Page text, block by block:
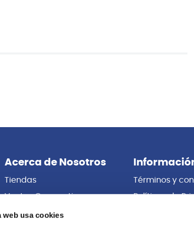
web usa cookies
Acerca de Nosotros
Tiendas
Ventas Corporativas
Distribuidores
Términos y
Políticas de